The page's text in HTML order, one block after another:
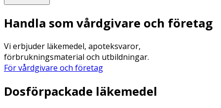
Handla som vårdgivare och företag
Vi erbjuder läkemedel, apoteksvaror,
förbrukningsmaterial och utbildningar.
För vårdgivare och företag
Dosförpackade läkemedel